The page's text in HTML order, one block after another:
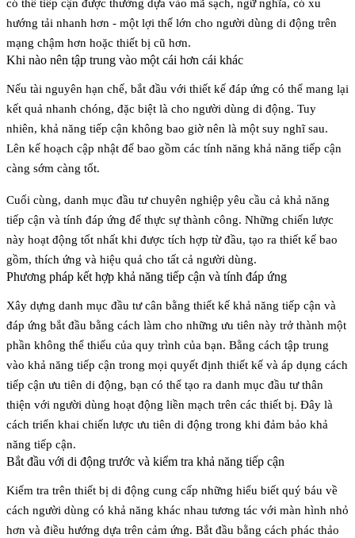
có thể tiếp cận được thường dựa vào mã sạch, ngữ nghĩa, có xu
hướng tải nhanh hơn - một lợi thế lớn cho người dùng di động trên
mạng chậm hơn hoặc thiết bị cũ hơn.
Khi nào nên tập trung vào một cái hơn cái khác
Nếu tài nguyên hạn chế, bắt đầu với thiết kế đáp ứng có thể mang lại
kết quả nhanh chóng, đặc biệt là cho người dùng di động. Tuy
nhiên, khả năng tiếp cận không bao giờ nên là một suy nghĩ sau.
Lên kế hoạch cập nhật để bao gồm các tính năng khả năng tiếp cận
càng sớm càng tốt.
Cuối cùng, danh mục đầu tư chuyên nghiệp yêu cầu cả khả năng
tiếp cận và tính đáp ứng để thực sự thành công. Những chiến lược
này hoạt động tốt nhất khi được tích hợp từ đầu, tạo ra thiết kế bao
gồm, thích ứng và hiệu quả cho tất cả người dùng.
Phương pháp kết hợp khả năng tiếp cận và tính đáp ứng
Xây dựng danh mục đầu tư cân bằng thiết kế khả năng tiếp cận và
đáp ứng bắt đầu bằng cách làm cho những ưu tiên này trở thành một
phần không thể thiếu của quy trình của bạn. Bằng cách tập trung
vào khả năng tiếp cận trong mọi quyết định thiết kế và áp dụng cách
tiếp cận ưu tiên di động, bạn có thể tạo ra danh mục đầu tư thân
thiện với người dùng hoạt động liền mạch trên các thiết bị. Đây là
cách triển khai chiến lược ưu tiên di động trong khi đảm bảo khả
năng tiếp cận.
Bắt đầu với di động trước và kiểm tra khả năng tiếp cận
Kiểm tra trên thiết bị di động cung cấp những hiểu biết quý báu về
cách người dùng có khả năng khác nhau tương tác với màn hình nhỏ
hơn và điều hướng dựa trên cảm ứng. Bắt đầu bằng cách phác thảo